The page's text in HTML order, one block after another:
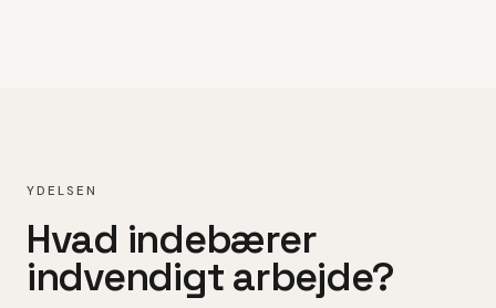
YDELSEN
Hvad indebærer
indvendigt arbejde?